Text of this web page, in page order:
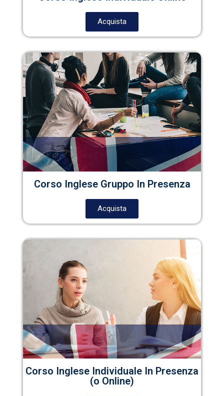
Acquista
Corso Inglese Gruppo In Presenza
Acquista
Corso Inglese Individuale In Presenza
(o Online)